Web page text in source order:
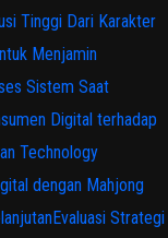
Tinggi Dari Karakter
Menjamin
Sistem Saat
Digital terhadap
Technology
dengan Mahjong
Evaluasi Strategi